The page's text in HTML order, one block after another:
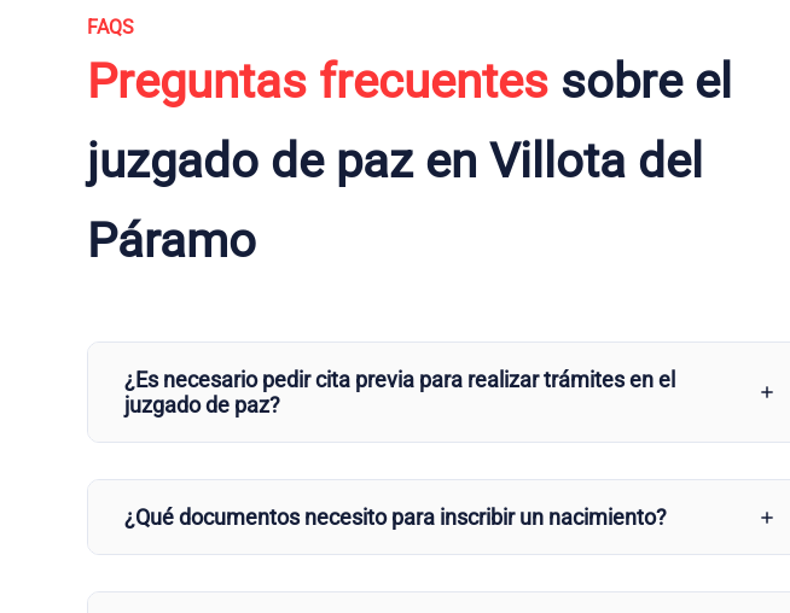
FAQS
Preguntas frecuentes sobre el
juzgado de paz en Villota del
Páramo
¿Es necesario pedir cita previa para realizar trámites en el
juzgado de paz?
¿Qué documentos necesito para inscribir un nacimiento?